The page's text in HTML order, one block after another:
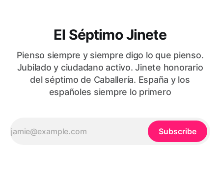
El Séptimo Jinete
Pienso siempre y siempre digo lo que pienso.
Jubilado y ciudadano activo. Jinete honorario
del séptimo de Caballería. España y los
españoles siempre lo primero
Subscribe